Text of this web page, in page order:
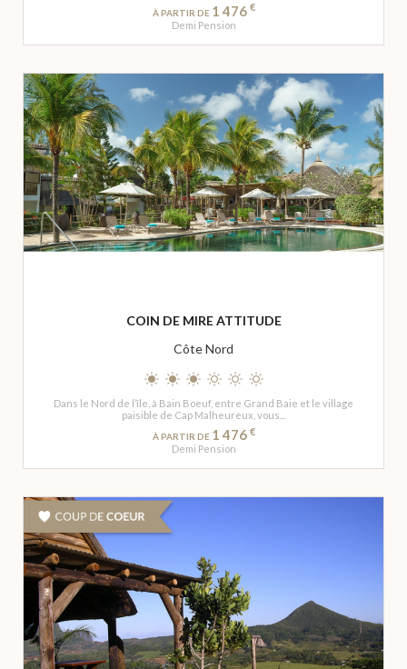
À PARTIR DE 1 476 €
Demi Pension
COIN DE MIRE ATTITUDE
Côte Nord
Dans le Nord de l’île, à Bain Boeuf, entre Grand Baie et le village
paisible de Cap Malheureux, vous...
À PARTIR DE 1 476 €
Demi Pension